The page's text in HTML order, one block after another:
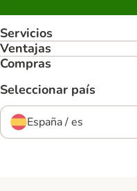
Servicios
Ventajas
Compras
Seleccionar país
España / es